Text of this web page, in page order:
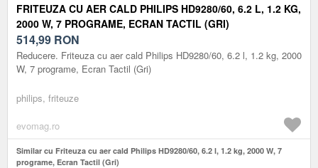
FRITEUZA CU AER CALD PHILIPS HD9280/60, 6.2 L, 1.2 KG,
2000 W, 7 PROGRAME, ECRAN TACTIL (GRI)
514,99 RON
Reducere. Friteuza cu aer cald Philips HD9280/60, 6.2 l, 1.2 kg, 2000
W, 7 programe, Ecran Tactil (Gri)
philips, friteuze
evomag.ro
Similar cu Friteuza cu aer cald Philips HD9280/60, 6.2 l, 1.2 kg, 2000 W, 7
programe, Ecran Tactil (Gri)